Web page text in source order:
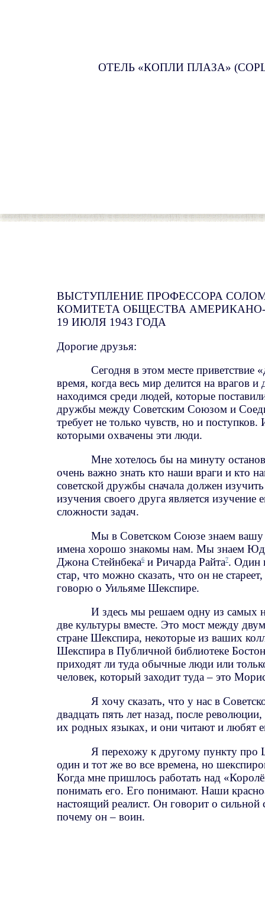
ОТЕЛЬ «КОПЛИ ПЛАЗА»
ВЫСТУПЛЕНИЕ ПРОФЕССОРА
КОМИТЕТА ОБЩЕСТВА
19 ИЮЛЯ 1943 ГОДА
Дорогие друзья:
Сегодня в этом месте
время, когда весь мир делится на врагов
находимся среди людей, которые
дружбы между Советским Союзом и
требует не только чувств, но и
которыми охвачены эти люди.
Мне хотелось бы на минуту
очень важно знать кто наши враги и кто
советской дружбы сначала должен
изучения своего друга является
сложности задач.
Мы в Советском Союзе знаем
имена хорошо знакомы нам. Мы знаем
Джона Стейнбека6 и Ричарда Райта7. Один
стар, что можно сказать, что он не
говорю о Уильяме Шекспире.
И здесь мы решаем одну из самых
две культуры вместе. Это мост между
стране Шекспира, некоторые из ваших
Шекспира в Публичной библиотеке
приходят ли туда обычные люди или
человек, который заходит туда – это
Я хочу сказать, что у нас в
двадцать пять лет назад, после
их родных языках, и они читают и любят
Я перехожу к другому пункту про
один и тот же во все времена, но
Когда мне пришлось работать над
понимать его. Его понимают. Наши
настоящий реалист. Он говорит о
почему он – воин.